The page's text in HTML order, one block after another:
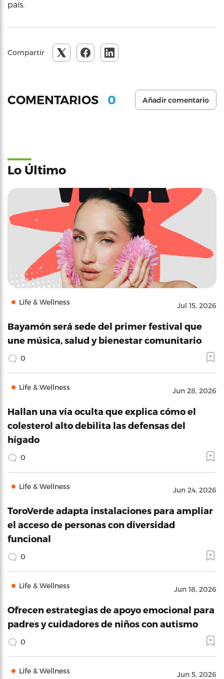
país.
Compartir
COMENTARIOS 0 Añadir comentario
Lo Último
Life & Wellness Jul 15, 2026
Bayamón será sede del primer festival que
une música, salud y bienestar comunitario
0
Life & Wellness Jun 28, 2026
Hallan una vía oculta que explica cómo el
colesterol alto debilita las defensas del
hígado
0
Life & Wellness Jun 24, 2026
ToroVerde adapta instalaciones para ampliar
el acceso de personas con diversidad
funcional
0
Life & Wellness Jun 18, 2026
Ofrecen estrategias de apoyo emocional para
padres y cuidadores de niños con autismo
0
Life & Wellness Jun 5, 2026